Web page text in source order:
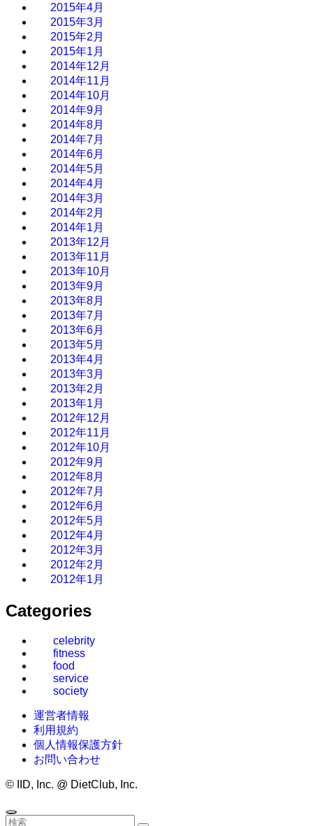
2015年4月
2015年3月
2015年2月
2015年1月
2014年12月
2014年11月
2014年10月
2014年9月
2014年8月
2014年7月
2014年6月
2014年5月
2014年4月
2014年3月
2014年2月
2014年1月
2013年12月
2013年11月
2013年10月
2013年9月
2013年8月
2013年7月
2013年6月
2013年5月
2013年4月
2013年3月
2013年2月
2013年1月
2012年12月
2012年11月
2012年10月
2012年9月
2012年8月
2012年7月
2012年6月
2012年5月
2012年4月
2012年3月
2012年2月
2012年1月
Categories
celebrity
fitness
food
service
society
運営者情報
利用規約
個人情報保護方針
お問い合わせ
© IID, Inc. @ DietClub, Inc.